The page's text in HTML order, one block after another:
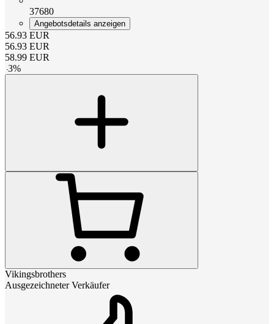
37680
Angebotsdetails anzeigen
56.93 EUR
56.93 EUR
58.99 EUR
-3%
Vikingsbrothers
Ausgezeichneter Verkäufer